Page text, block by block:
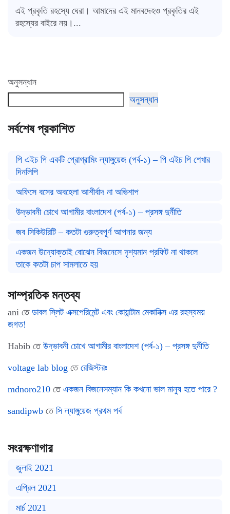
এই প্রকৃতি রহস্যে ঘেরা। আমাদের এই মানবদেহও প্রকৃতির এই
রহস্যের বাইরে নয়।...
অনুসন্ধান
অনুসন্ধান
সর্বশেষ প্রকাশিত
পি এইচ পি একটি প্রোগ্রামিং ল্যাঙ্গুয়েজ (পর্ব-১) – পি এইচ পি শেখার
দিনলিপি
অফিসে বসের অবহেলা আশীর্বাদ না অভিশাপ
উদ্ভাবনী চোখে আগামীর বাংলাদেশ (পর্ব-১) – প্রসঙ্গ দুর্নীতি
জব সিকিউরিটি – কতটা গুরুত্বপূর্ণ আপনার জন্য
একজন উদ্যোক্তাই বোঝেন বিজনেসে দৃশ্যমান প্রফিট না থাকলে
তাকে কতটা চাপ সামলাতে হয়
সাম্প্রতিক মন্তব্য
ani তে ডাবল স্লিট এক্সপেরিমেন্ট এবং কোয়ান্টাম মেকানিক্স এর রহস্যময়
জগত!
Habib তে উদ্ভাবনী চোখে আগামীর বাংলাদেশ (পর্ব-১) – প্রসঙ্গ দুর্নীতি
voltage lab blog তে রেজিস্টরঃ
mdnoro210 তে একজন বিজনেসম্যান কি কখনো ভাল মানুষ হতে পারে ?
sandipwb তে সি ল্যাঙ্গুয়েজ প্রথম পর্ব
সংরক্ষণাগার
জুলাই 2021
এপ্রিল 2021
মার্চ 2021